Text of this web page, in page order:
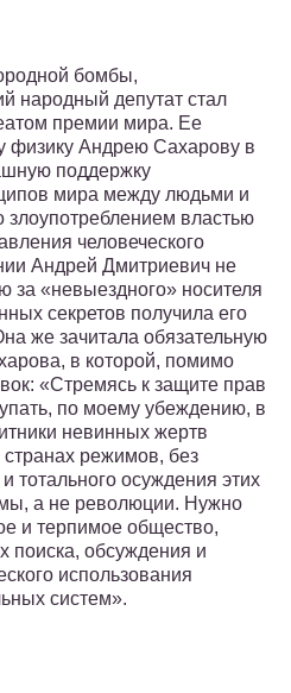
бомбы,
народный депутат стал
премии мира. Ее
физику Андрею Сахарову в
поддержку
мира между людьми и
злоупотреблением властью
человеческого
Андрей Дмитриевич не
за «невыездного» носителя
секретов получила его
же зачитала обязательную
в которой, помимо
«Стремясь к защите прав
по моему убеждению, в
невинных жертв
режимов, без
тотального осуждения этих
а не революции. Нужно
и терпимое общество,
поиска, обсуждения и
использования
систем».